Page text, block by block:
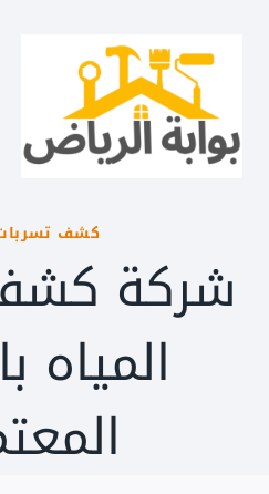
المحتوى
كشف تسربات
شركة
المياه